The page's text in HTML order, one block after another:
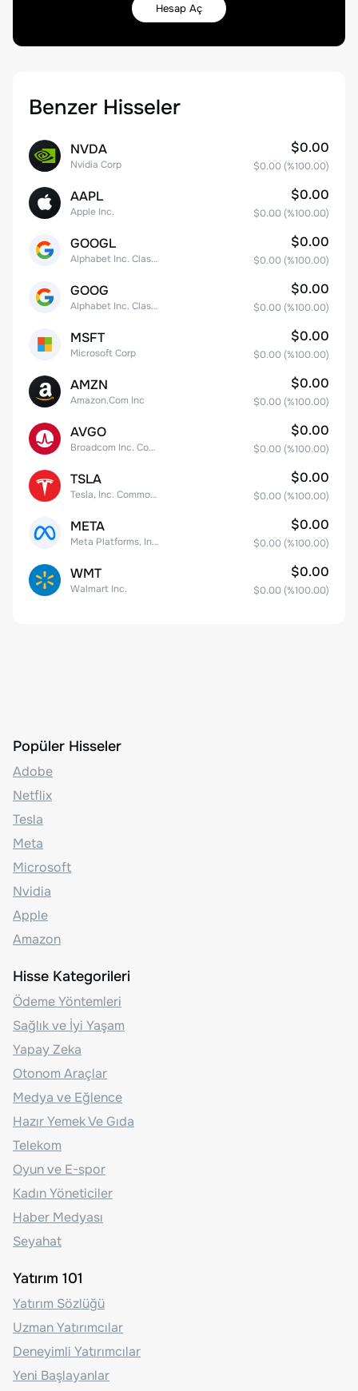
Hesap Aç
Benzer Hisseler
NVDA
Nvidia Corp
$0.00
$0.00 (%100.00)
AAPL
Apple Inc.
$0.00
$0.00 (%100.00)
GOOGL
Alphabet Inc. Class A Common Stock
$0.00
$0.00 (%100.00)
GOOG
Alphabet Inc. Class C Capital Stock
$0.00
$0.00 (%100.00)
MSFT
Microsoft Corp
$0.00
$0.00 (%100.00)
AMZN
Amazon.Com Inc
$0.00
$0.00 (%100.00)
AVGO
Broadcom Inc. Common Stock
$0.00
$0.00 (%100.00)
TSLA
Tesla, Inc. Common Stock
$0.00
$0.00 (%100.00)
META
Meta Platforms, Inc. Class A Common Stock
$0.00
$0.00 (%100.00)
WMT
Walmart Inc.
$0.00
$0.00 (%100.00)
Popüler Hisseler
Adobe
Netflix
Tesla
Meta
Microsoft
Nvidia
Apple
Amazon
Hisse Kategorileri
Ödeme Yöntemleri
Sağlık ve İyi Yaşam
Yapay Zeka
Otonom Araçlar
Medya ve Eğlence
Hazır Yemek Ve Gıda
Telekom
Oyun ve E-spor
Kadın Yöneticiler
Haber Medyası
Seyahat
Yatırım 101
Yatırım Sözlüğü
Uzman Yatırımcılar
Deneyimli Yatırımcılar
Yeni Başlayanlar